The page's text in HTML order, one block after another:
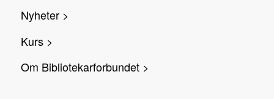
Nyheter >
Kurs >
Om Bibliotekarforbundet >